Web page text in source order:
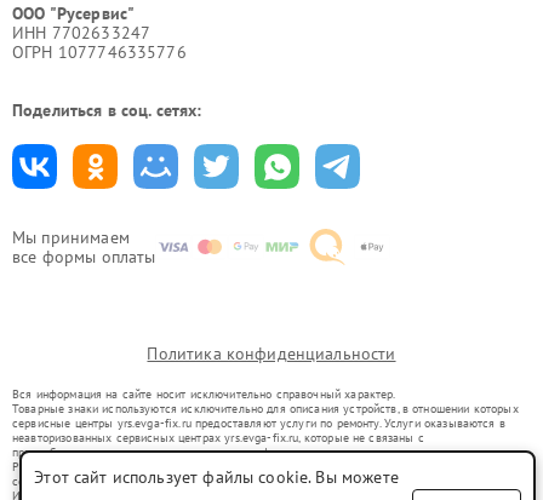
Мы принимаем
все формы оплаты
ООО "Русервис"
ИНН 7702633247
ОГРН 1077746335776
Поделиться в соц. сетях:
Политика конфиденциальности
Вся информация на сайте носит исключительно справочный характер.
Товарные знаки используются исключительно для описания устройств, в отношении которых
сервисные центры yrs.evga-fix.ru предоставляют услуги по ремонту. Услуги оказываются в
неавторизованных сервисных центрах yrs.evga-fix.ru, которые не связаны с
правообладателями товарных знаков или их официальными представителями.
Ремонт осуществляется для устройств, уже введенных в гражданский оборот в соответствии
со статьей 1487 ГК РФ.
Использование товарных знаков не преследует цели индивидуализации услуг или введения
Этот сайт использует файлы cookie. Вы можете